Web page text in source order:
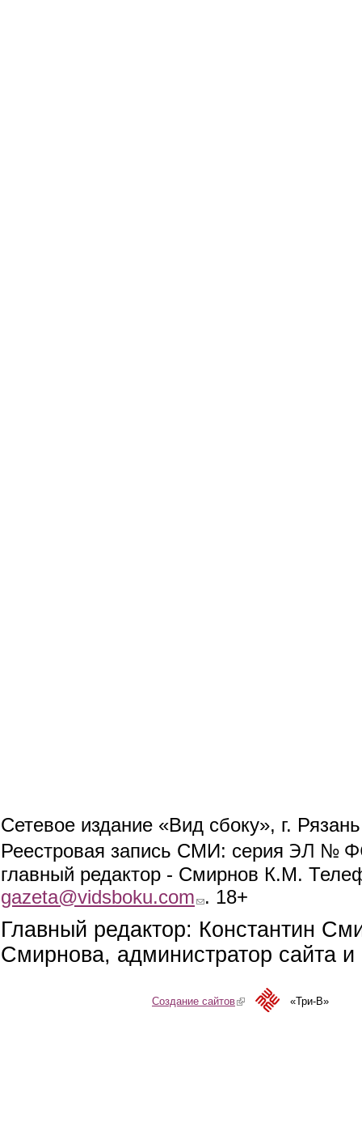
Сетевое издание «Вид сбоку», г.
Реестровая запись СМИ: серия ЭЛ №
главный редактор - Смирнов К.М.
gazeta@vidsboku.com (link sends e-mail)
. 18+
Главный редактор: Константин
Смирнова, администратор сайта
Создание сайтов(link is external)«Три-В»